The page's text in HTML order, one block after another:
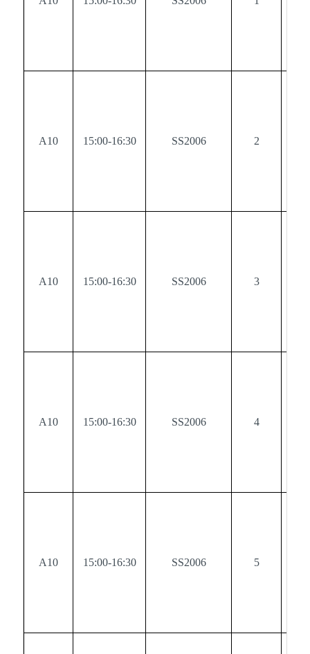
A10 15:00-16:30 SS2006 2
A10 15:00-16:30 SS2006 3
A10 15:00-16:30 SS2006 4
A10 15:00-16:30 SS2006 5